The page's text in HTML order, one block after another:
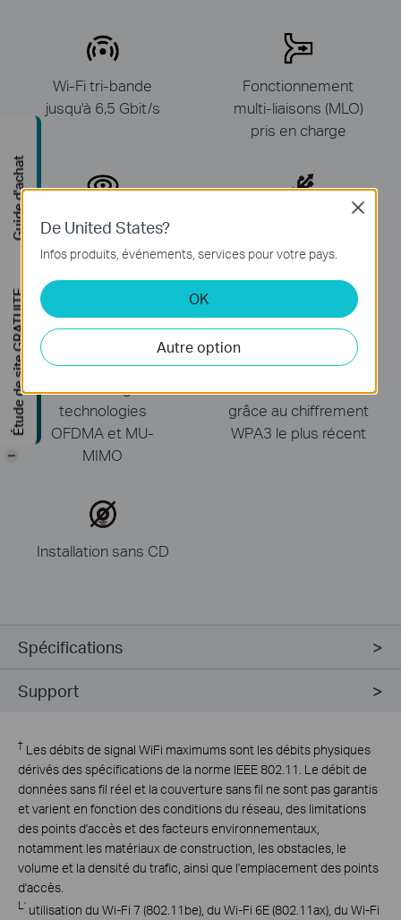
Wi-Fi tri-bande
jusqu'à 6,5 Gbit/s
Fonctionnement
multi-liaisons (MLO)
pris en charge
Couverture
supérieure grâce à
SuperSpeed ​​avec
Prise en charge des
technologies
OFDMA et MU-
MIMO
Sécurité avancée
grâce au chiffrement
WPA3 le plus récent
Installation sans CD
Spécifications
Support
† Les débits de signal WiFi maximums sont les débits physiques
dérivés des spécifications de la norme IEEE 802.11. Le débit de
données sans fil réel et la couverture sans fil ne sont pas garantis
et varient en fonction des conditions du réseau, des limitations
des points d'accès et des facteurs environnementaux,
notamment les matériaux de construction, les obstacles, le
volume et la densité du trafic, ainsi que l'emplacement des points
d'accès.
L’ utilisation du Wi-Fi 7 (802.11be), du Wi-Fi 6E (802.11ax), du Wi-Fi
De United States?
Infos produits, événements, services pour votre pays.
OK
Autre option
Close
Guide d'achat
Étude de site GRATUITE